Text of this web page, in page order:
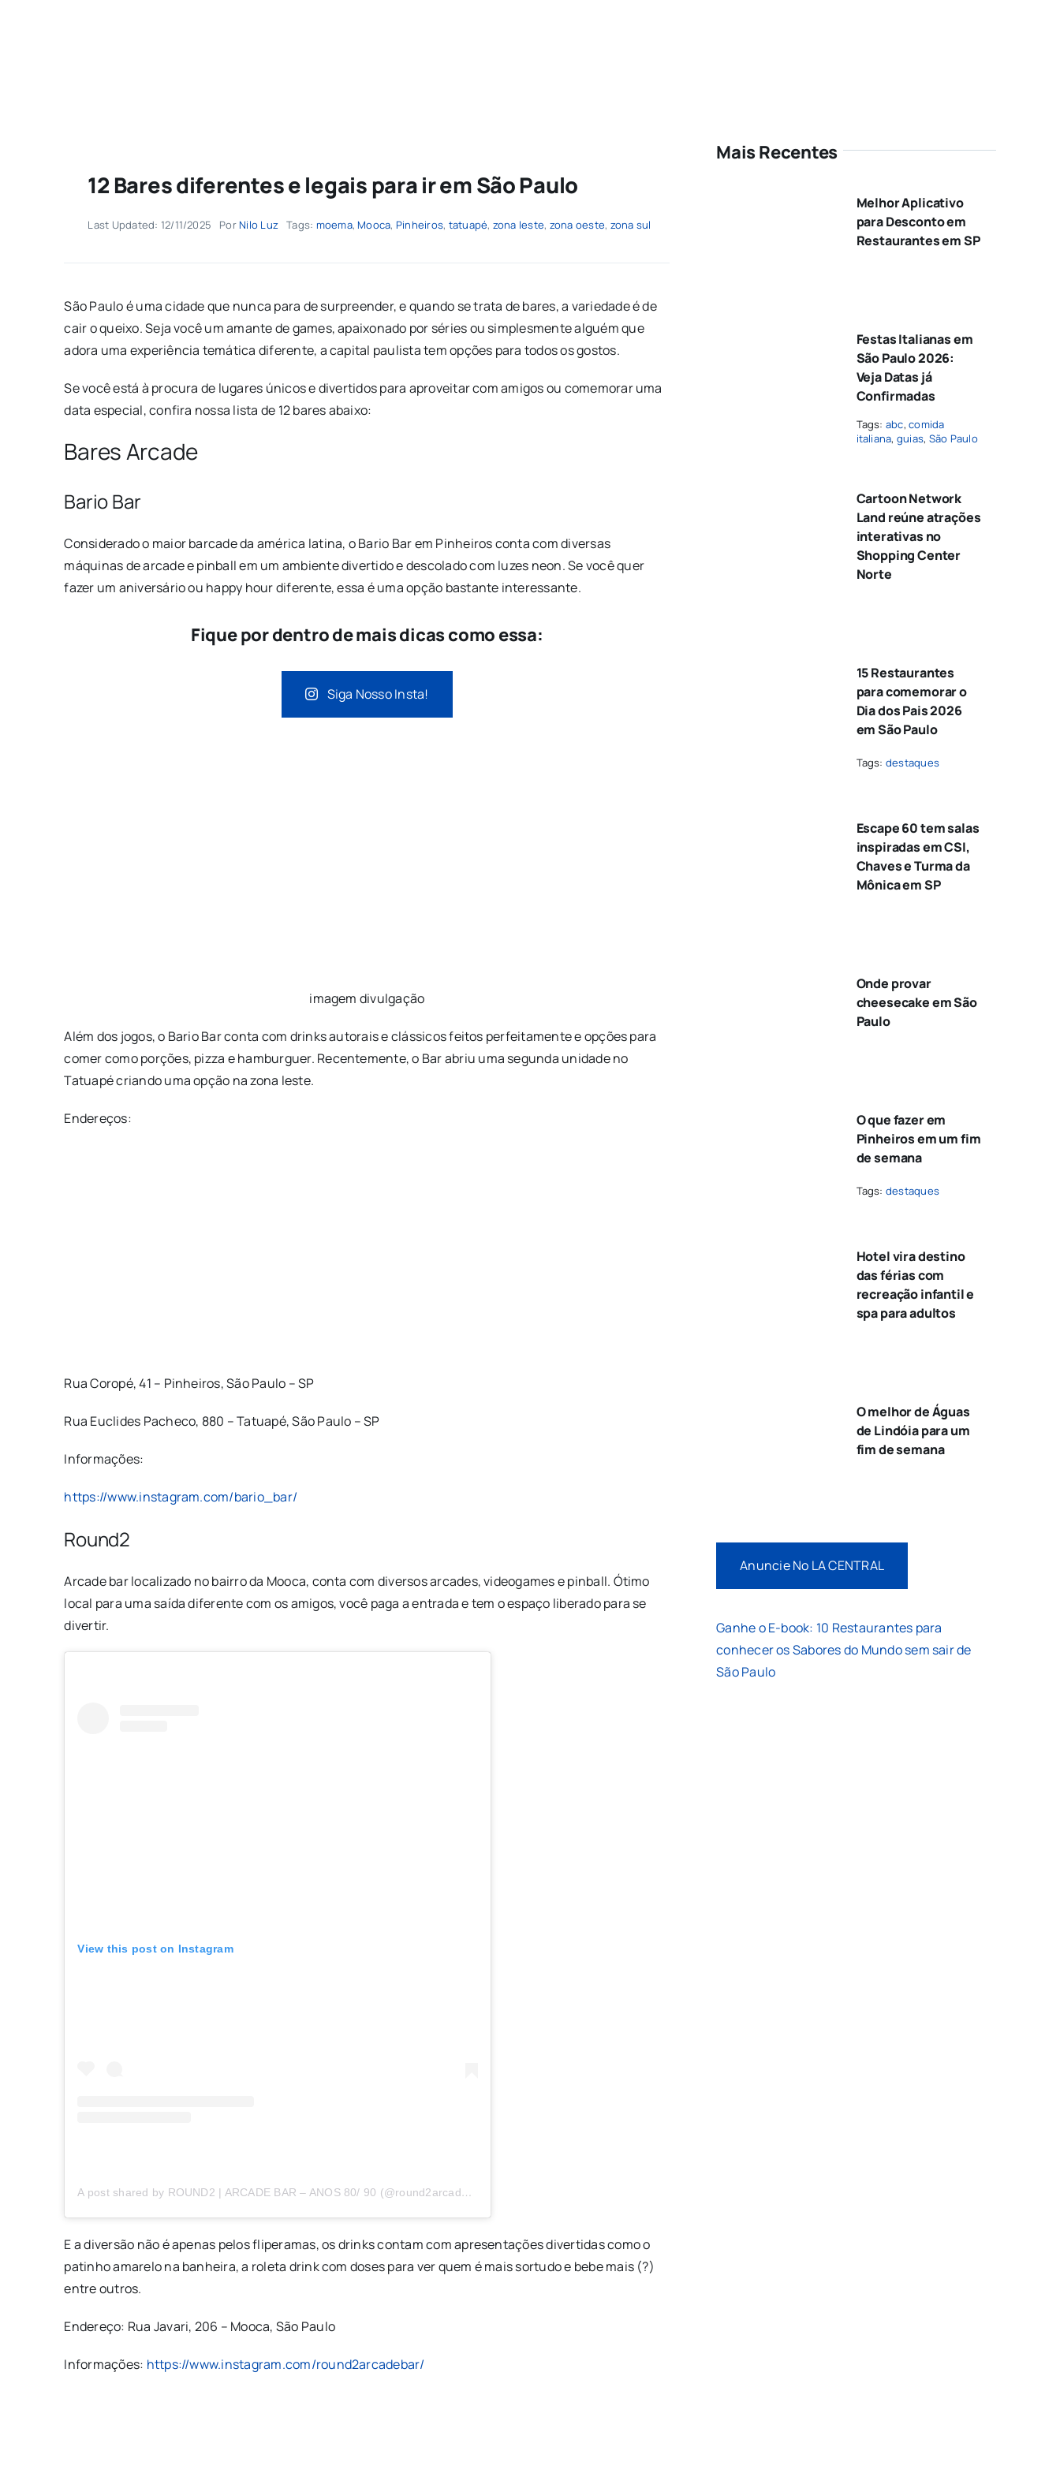
12 Bares diferentes e legais para ir em São Paulo
Last Updated: 12/11/2025 PorNilo Luz Tags: moema,Mooca, Pinheiros, tatuapé, zona leste, zona oeste, zona sul
São Paulo é uma cidade que nunca para de surpreender, e quando se trata de bares, a variedade é de
cair o queixo. Seja você um amante de games, apaixonado por séries ou simplesmente alguém que
adora uma experiência temática diferente, a capital paulista tem opções para todos os gostos.
Se você está à procura de lugares únicos e divertidos para aproveitar com amigos ou comemorar uma
data especial, confira nossa lista de 12 bares abaixo:
Bares Arcade
Bario Bar
Considerado o maior barcade da américa latina, o Bario Bar em Pinheiros conta com diversas
máquinas de arcade e pinball em um ambiente divertido e descolado com luzes neon. Se você quer
fazer um aniversário ou happy hour diferente, essa é uma opção bastante interessante.
Fique por dentro de mais dicas como essa:
Siga Nosso Insta!
imagem divulgação
Além dos jogos, o Bario Bar conta com drinks autorais e clássicos feitos perfeitamente e opções para
comer como porções, pizza e hamburguer. Recentemente, o Bar abriu uma segunda unidade no
Tatuapé criando uma opção na zona leste.
Endereços:
Rua Coropé, 41 – Pinheiros, São Paulo – SP
Rua Euclides Pacheco, 880 – Tatuapé, São Paulo – SP
Informações:
https://www.instagram.com/bario_bar/
Round2
Arcade bar localizado no bairro da Mooca, conta com diversos arcades, videogames e pinball. Ótimo
local para uma saída diferente com os amigos, você paga a entrada e tem o espaço liberado para se
divertir.
View this post on Instagram
A post shared by ROUND2 | ARCADE BAR – ANOS 80/ 90 (@round2arcadebar)
E a diversão não é apenas pelos fliperamas, os drinks contam com apresentações divertidas como o
patinho amarelo na banheira, a roleta drink com doses para ver quem é mais sortudo e bebe mais (?)
entre outros.
Endereço: Rua Javari, 206 – Mooca, São Paulo
Informações: https://www.instagram.com/round2arcadebar/
Mais Recentes
Melhor Aplicativo
para Desconto em
Restaurantes em SP
Festas Italianas em
São Paulo 2026:
Veja Datas já
Confirmadas
Tags: abc,comida
italiana, guias, São Paulo
Cartoon Network
Land reúne atrações
interativas no
Shopping Center
Norte
15 Restaurantes
para comemorar o
Dia dos Pais 2026
em São Paulo
Tags: destaques
Escape 60 tem salas
inspiradas em CSI,
Chaves e Turma da
Mônica em SP
Onde provar
cheesecake em São
Paulo
O que fazer em
Pinheiros em um fim
de semana
Tags: destaques
Hotel vira destino
das férias com
recreação infantil e
spa para adultos
O melhor de Águas
de Lindóia para um
fim de semana
Anuncie No LA CENTRAL
Ganhe o E-book: 10 Restaurantes para
conhecer os Sabores do Mundo sem sair de
São Paulo